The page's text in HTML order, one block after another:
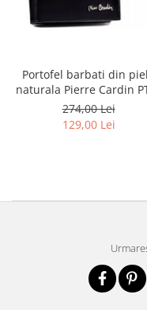
Portofel barbati din
naturala Pierre Cardin
8806 TILAK51
274,00 Lei
129,00 Lei